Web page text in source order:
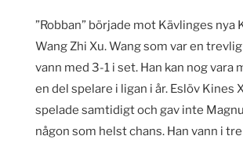
”Robban” började mot Kävlinges nya
Wang Zhi Xu. Wang som var en
vann med 3-1 i set. Han kan nog vara
en del spelare i ligan i år. Eslöv Kines
spelade samtidigt och gav inte
någon som helst chans. Han vann i